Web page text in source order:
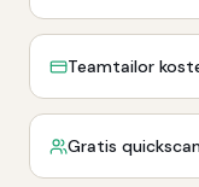
Teamtailor
Gratis